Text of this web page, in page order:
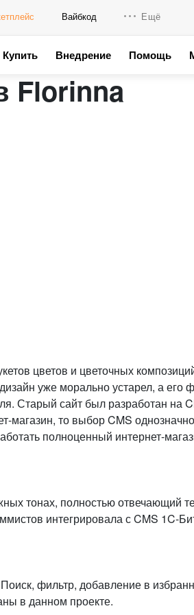
Вайбкод Ещё
Купить Внедрение Помощь
Florinna
цветов и цветочных
уже морально устарел, а его
Старый сайт был разработан на
магазин, то выбор CMS
полноценный интернет-
тонах, полностью отвечающий
интегрировала с CMS 1C-
фильтр, добавление в
в данном проекте.